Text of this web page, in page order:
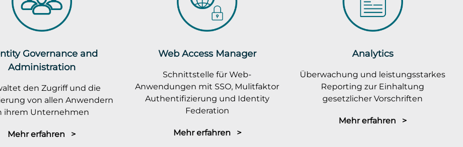
Governance and
Administration
den Zugriff und die
von allen Anwendern
ihrem Unternehmen
Mehr erfahren >
Web Access Manager
Schnittstelle für Web-
Anwendungen mit SSO, Mulitfaktor
Authentifizierung und Identity
Federation
Mehr erfahren >
Analytics
Überwachung und leistungsstarkes
Reporting zur Einhaltung
gesetzlicher Vorschriften
Mehr erfahren >